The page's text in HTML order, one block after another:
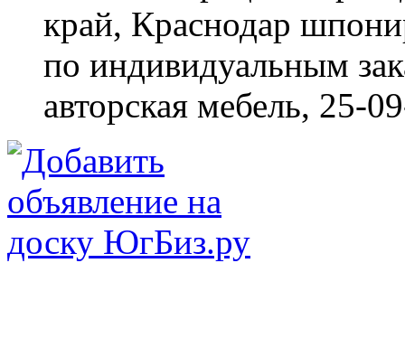
край, Краснодар
по индивидуальным
авторская мебель, 25-